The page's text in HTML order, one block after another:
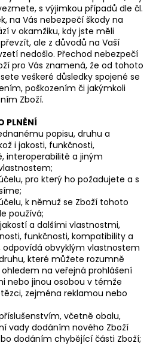
s výjimkou případů dle čl.
na Vás nebezpečí škody na
v okamžiku, kdy jste měli
ale z důvodů na Vaší
nedošlo. Přechod nebezpečí
pro Vás znamená, že od tohoto
veškeré důsledky spojené se
poškozením či jakýmkoli
Zboží.
PLNĚNÍ
popisu, druhu a
i jakosti, funkčnosti,
interoperabilitě a jiným
pro který ho požadujete a s
k němuž se Zboží tohoto
používá;
a dalšími vlastnostmi,
funkčnosti, kompatibility a
odpovídá obvyklým vlastnostem
které můžete rozumně
na veřejná prohlášení
nebo jinou osobou v témže
zejména reklamou nebo
včetně obalu,
vady dodáním nového Zboží
dodáním chybějící části Zboží;